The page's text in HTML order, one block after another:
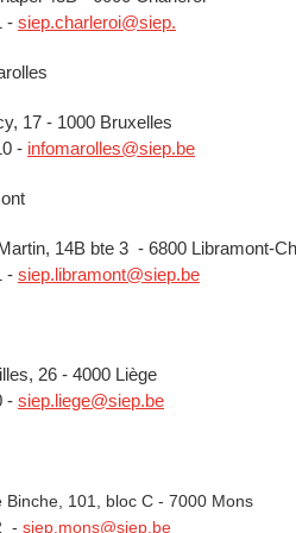
- siep.charleroi@siep.
17 - 1000 Bruxelles
- infomarolles@siep.be
14B bte 3 - 6800 Libramont-
- siep.libramont@siep.be
26 - 4000 Liège
- siep.liege@siep.be
Binche, 101, bloc C - 7000 Mons
- siep.mons@siep.be